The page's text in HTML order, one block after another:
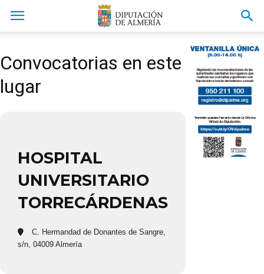
Convocatorias en este
lugar
HOSPITAL
UNIVERSITARIO
TORRECÁRDENAS
C. Hermandad de Donantes de Sangre,
s/n, 04009 Almería